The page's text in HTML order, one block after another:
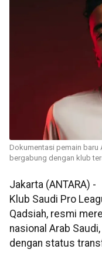
Dokumentasi pemain baru
bergabung dengan klub
Jakarta (ANTARA) -
Klub Saudi Pro
Qadsiah, resmi
nasional Arab
dengan status